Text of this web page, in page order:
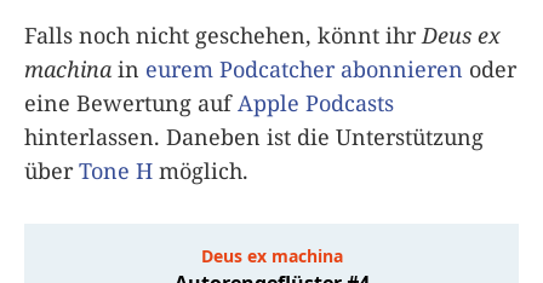
Falls noch nicht geschehen, könnt ihr Deus ex
machina in eurem Podcatcher abonnieren oder
eine Bewertung auf Apple Podcasts
hinterlassen. Daneben ist die Unterstützung
überTone H möglich.